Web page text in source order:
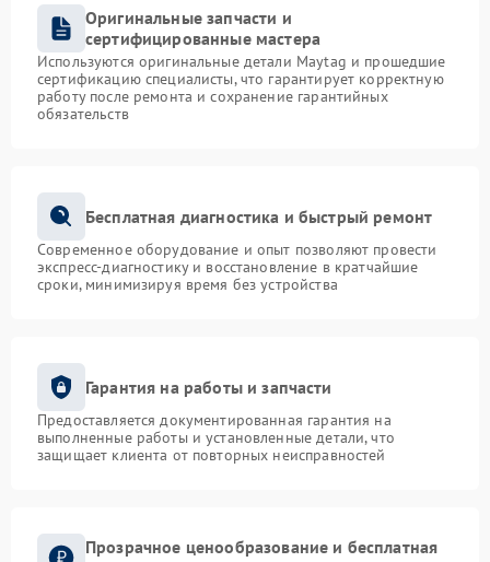
Оригинальные запчасти и
сертифицированные мастера
Используются оригинальные детали Maytag и прошедшие
сертификацию специалисты, что гарантирует корректную
работу после ремонта и сохранение гарантийных
обязательств
Бесплатная диагностика и быстрый ремонт
Современное оборудование и опыт позволяют провести
экспресс-диагностику и восстановление в кратчайшие
сроки, минимизируя время без устройства
Гарантия на работы и запчасти
Предоставляется документированная гарантия на
выполненные работы и установленные детали, что
защищает клиента от повторных неисправностей
Прозрачное ценообразование и бесплатная